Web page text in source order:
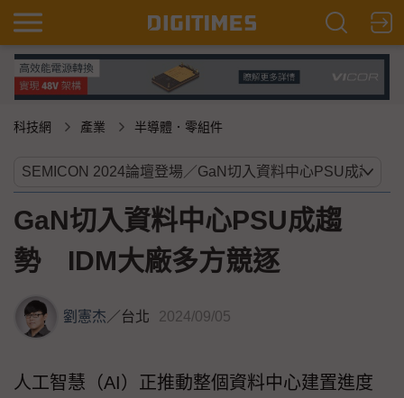
科技網 產業 半導體．零組件
GaN切入資料中心PSU成趨
勢 IDM大廠多方競逐
劉憲杰／台北 2024/09/05
人工智慧（AI）正推動整個資料中心建置進度